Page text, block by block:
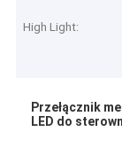
High Light:
Przełącznik
LED do